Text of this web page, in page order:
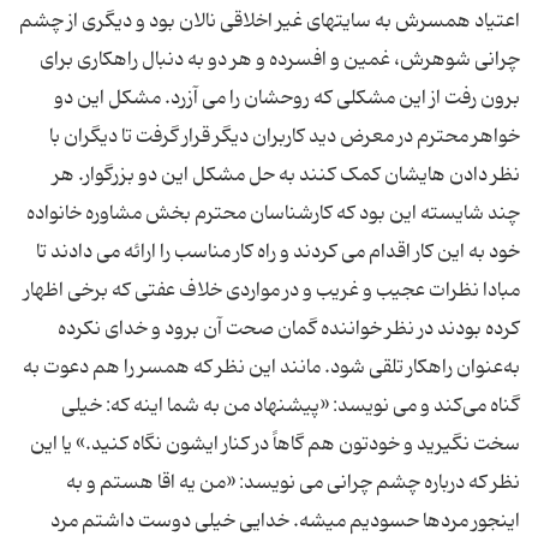
اعتیاد همسرش به سایتهای غیر اخلاقی نالان بود و دیگری از چشم
چرانی شوهرش، غمین و افسرده و هر دو به دنبال راهکاری برای
برون رفت از این مشکلی که روحشان را می آزرد. مشکل این دو
خواهر محترم در معرض دید کاربران دیگر قرار گرفت تا دیگران با
نظر دادن هایشان کمک کنند به حل مشکل این دو بزرگوار. هر
چند شایسته این بود که کارشناسان محترم بخش مشاوره خانواده
خود به این کار اقدام می کردند و راه کار مناسب را ارائه می دادند تا
مبادا نظرات عجیب و غریب و در مواردی خلاف عفتی که برخی اظهار
کرده بودند در نظر خواننده گمان صحت آن برود و خدای نکرده
به‌عنوان راهکار تلقی شود. مانند این نظر که همسر را هم دعوت به
گناه می‌کند و می نویسد: «پیشنهاد من به شما اینه که: خیلی
سخت نگیرید و خودتون هم گاهاً در کنار ایشون نگاه کنید.» یا این
نظر که درباره چشم چرانی می نویسد: «من یه اقا هستم و به
اینجور مردها حسودیم میشه. خدایی خیلی دوست داشتم مرد